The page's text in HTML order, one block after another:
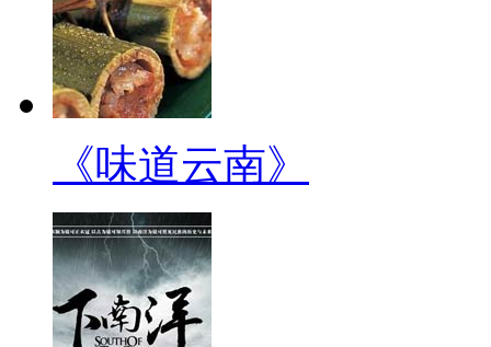
《味道云南》